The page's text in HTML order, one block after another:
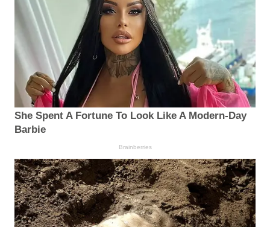
She Spent A Fortune To Look Like A Modern-Day
Barbie
Brainberries